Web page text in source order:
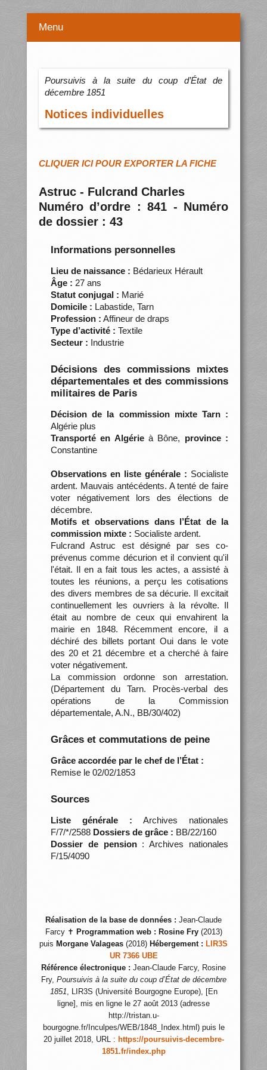
Menu
Poursuivis à la suite du coup d’État de
décembre 1851
Notices individuelles
CLIQUER ICI POUR EXPORTER LA FICHE
Astruc - Fulcrand Charles
Numéro d’ordre : 841 - Numéro
de dossier : 43
Informations personnelles
Lieu de naissance : Bédarieux Hérault
Âge : 27 ans
Statut conjugal : Marié
Domicile : Labastide, Tarn
Profession : Affineur de draps
Type d’activité : Textile
Secteur : Industrie
Décisions des commissions mixtes
départementales et des commissions
militaires de Paris
Décision de la commission mixte Tarn :
Algérie plus
Transporté en Algérieà Bône, province :
Constantine
Observations en liste générale : Socialiste
ardent. Mauvais antécédents. A tenté de faire
voter négativement lors des élections de
décembre.
Motifs et observations dans l’État de la
commission mixte : Socialiste ardent.
Fulcrand Astruc est désigné par ses co-
prévenus comme décurion et il convient qu'il
l'était. Il en a fait tous les actes, a assisté à
toutes les réunions, a perçu les cotisations
des divers membres de sa décurie. Il excitait
continuellement les ouvriers à la révolte. Il
était au nombre de ceux qui envahirent la
mairie en 1848. Récemment encore, il a
déchiré des billets portant Oui dans le vote
des 20 et 21 décembre et a cherché à faire
voter négativement.
La commission ordonne son arrestation.
(Département du Tarn. Procès-verbal des
opérations de la Commission
départementale, A.N., BB/30/402)
Grâces et commutations de peine
Grâce accordée par le chef de l’État :
Remise le 02/02/1853
Sources
Liste générale : Archives nationales
F/7/*/2588 Dossiers de grâce : BB/22/160
Dossier de pension: Archives nationales
F/15/4090
Réalisation de la base de données : Jean-Claude
Farcy ✝ Programmation web : Rosine Fry(2013)
puis Morgane Valageas (2018) Hébergement : LIR3S
UR 7366 UBE
Référence électronique : Jean-Claude Farcy, Rosine
Fry, Poursuivis à la suite du coup d’État de décembre
1851, LIR3S (Université Bourgogne Europe), [En
ligne], mis en ligne le 27 août 2013 (adresse
http://tristan.u-
bourgogne.fr/Inculpes/WEB/1848_Index.html) puis le
20 juillet 2018, URL : https://poursuivis-decembre-
1851.fr/index.php